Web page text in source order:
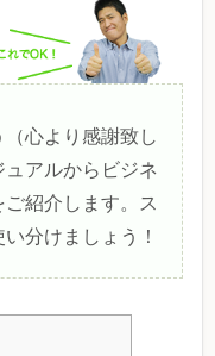
心より感謝致し
アルからビジネ
紹介します。ス
分けましょう！